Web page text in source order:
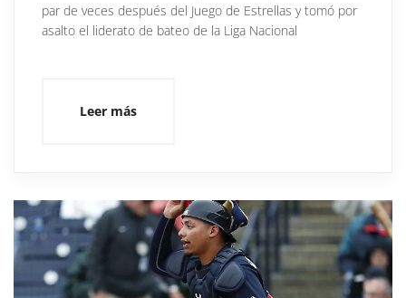
par de veces después del Juego de Estrellas y tomó por
asalto el liderato de bateo de la Liga Nacional
Leer más